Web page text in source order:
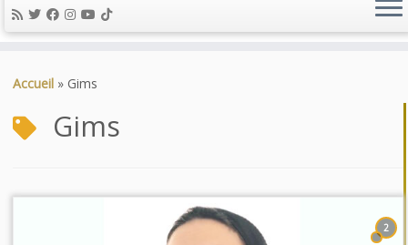
auAccueil » Gims
Gims
2